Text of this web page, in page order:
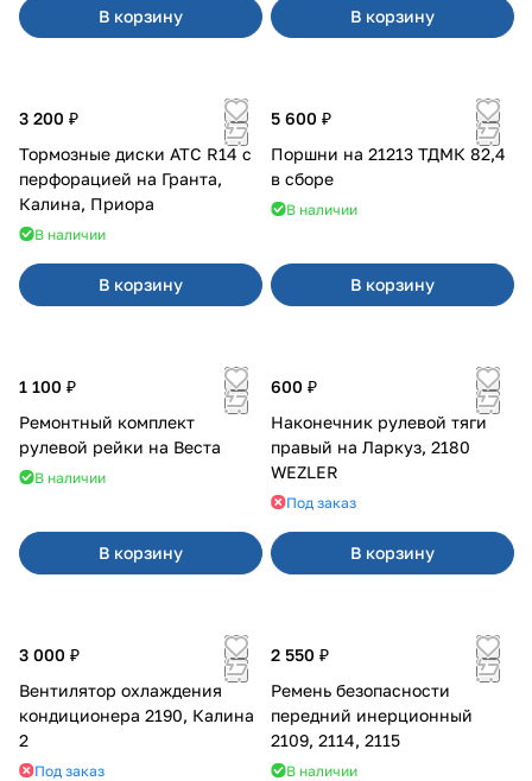
В корзину В корзину
3 200 ₽
Тормозные диски АТС R14 с
перфорацией на Гранта,
Калина, Приора
В наличии
В корзину
5 600 ₽
Поршни на 21213 ТДМК 82,4
в сборе
В наличии
В корзину
1 100 ₽
Ремонтный комплект
рулевой рейки на Веста
В наличии
В корзину
600 ₽
Наконечник рулевой тяги
правый на Ларкуз, 2180
WEZLER
Под заказ
В корзину
3 000 ₽
Вентилятор охлаждения
кондиционера 2190, Калина
2
Под заказ
2 550 ₽
Ремень безопасности
передний инерционный
2109, 2114, 2115
В наличии